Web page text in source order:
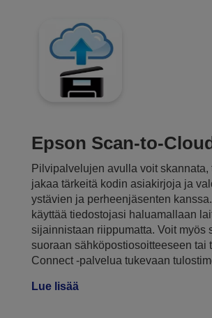
Epson Scan-to-
Pilvipalvelujen avulla voit skannata,
jakaa tärkeitä kodin asiakirjoja ja
ystävien ja perheenjäsenten
käyttää tiedostojasi haluamallaan
sijainnistaan riippumatta. Voit myös
suoraan sähköpostiosoitteeseen tai
Connect -palvelua tukevaan
Lue lisää